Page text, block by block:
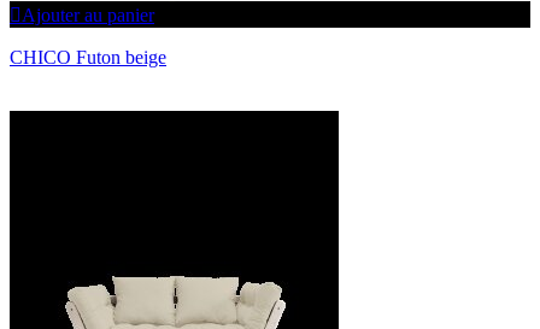
Ajouter au panier
CHICO Futon beige